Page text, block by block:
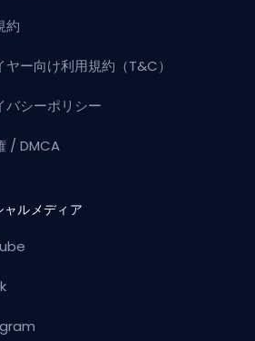
約
ヤー向け利用規約（T&C）
バシーポリシー
/ DMCA
ャルメディア